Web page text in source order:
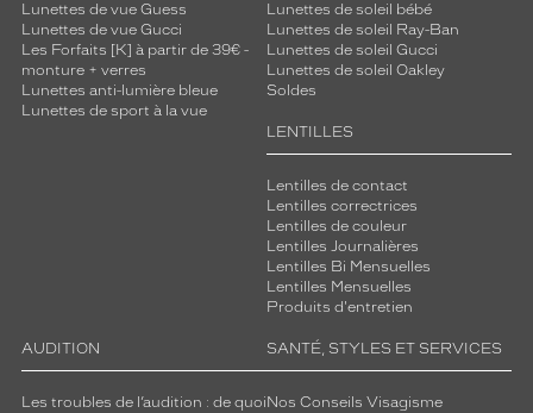
Lunettes de vue Guess
Lunettes de vue Gucci
Les Forfaits [K] à partir de 39€ -
monture + verres
Lunettes anti-lumière bleue
Lunettes de sport à la vue
Lunettes de soleil bébé
Lunettes de soleil Ray-Ban
Lunettes de soleil Gucci
Lunettes de soleil Oakley
Soldes
LENTILLES
Lentilles de contact
Lentilles correctrices
Lentilles de couleur
Lentilles Journalières
Lentilles Bi Mensuelles
Lentilles Mensuelles
Produits d'entretien
AUDITION
Les troubles de l’audition : de quoi
SANTÉ, STYLES ET SERVICES
Nos Conseils Visagisme